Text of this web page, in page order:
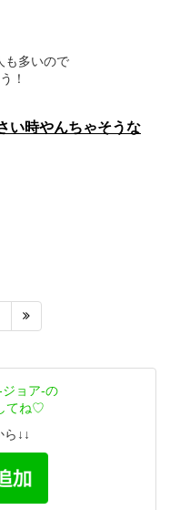
も多いので
！
い時やんちゃそうな
ョア-の
てね♡
ら↓↓